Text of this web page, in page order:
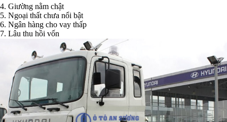
4. Giường nằm chật
5. Ngoại thất chưa nổi bật
6. Ngân hàng cho vay thấp
7. Lâu thu hồi vốn